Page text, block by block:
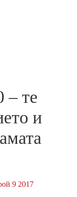
– те
и
9 2017